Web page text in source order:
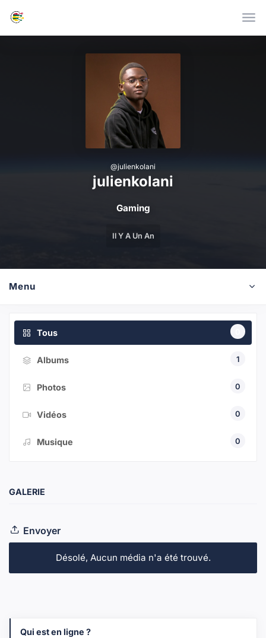
@julienkolani
julienkolani
Gaming
Il Y A Un An
Menu
Tous
Albums 1
Photos 0
Vidéos 0
Musique 0
GALERIE
Envoyer
Désolé, Aucun média n'a été trouvé.
Qui est en ligne ?